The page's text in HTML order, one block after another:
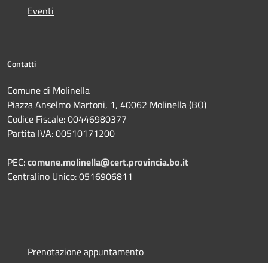
Eventi
Contatti
Comune di Molinella
Piazza Anselmo Martoni, 1, 40062 Molinella (BO)
Codice Fiscale: 00446980377
Partita IVA: 00510171200
PEC:comune.molinella@cert.provincia.bo.it
Centralino Unico: 0516906811
Prenotazione appuntamento